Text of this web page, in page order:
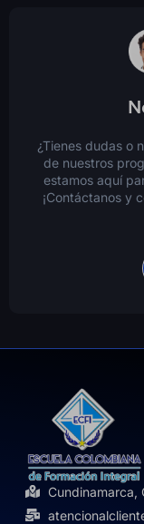
¿Tienes dudas o
de nuestros
estamos aquí
¡Contáctanos y
Cundinamarca,